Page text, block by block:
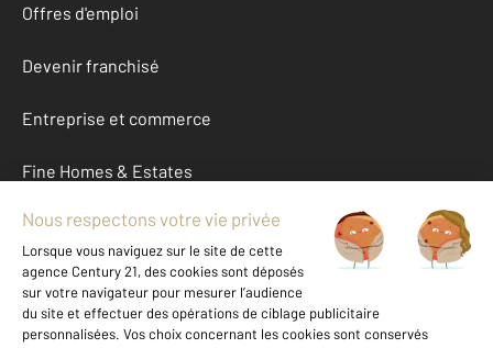
Offres d'emploi
Devenir franchisé
Entreprise et commerce
Fine Homes & Estates
À propos
International
Nous contacter